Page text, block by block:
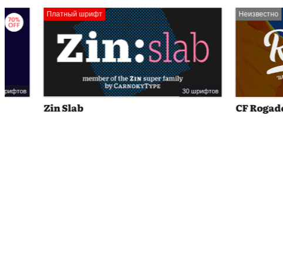
Платный шрифт
30 шрифтов
Zin Slab
Неизвестно
CF Rogade